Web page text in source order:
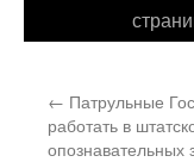
← Патрульные
работать в
опознавательных